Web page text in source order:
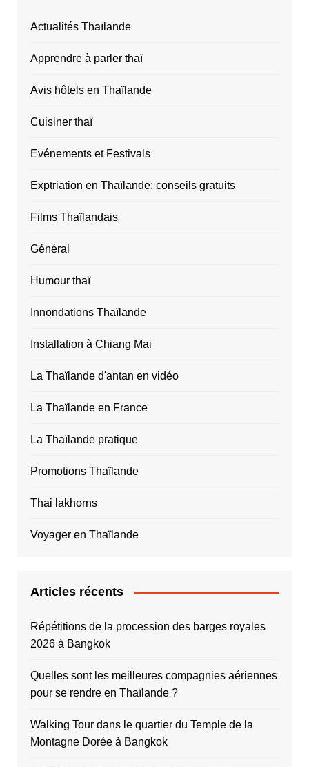
Actualités Thaïlande
Apprendre à parler thaï
Avis hôtels en Thaïlande
Cuisiner thaï
Evénements et Festivals
Exptriation en Thaïlande: conseils gratuits
Films Thaïlandais
Général
Humour thaï
Innondations Thaïlande
Installation à Chiang Mai
La Thaïlande d'antan en vidéo
La Thaïlande en France
La Thaïlande pratique
Promotions Thaïlande
Thai lakhorns
Voyager en Thaïlande
Articles récents
Répétitions de la procession des barges royales
2026 à Bangkok
Quelles sont les meilleures compagnies aériennes
pour se rendre en Thaïlande ?
Walking Tour dans le quartier du Temple de la
Montagne Dorée à Bangkok